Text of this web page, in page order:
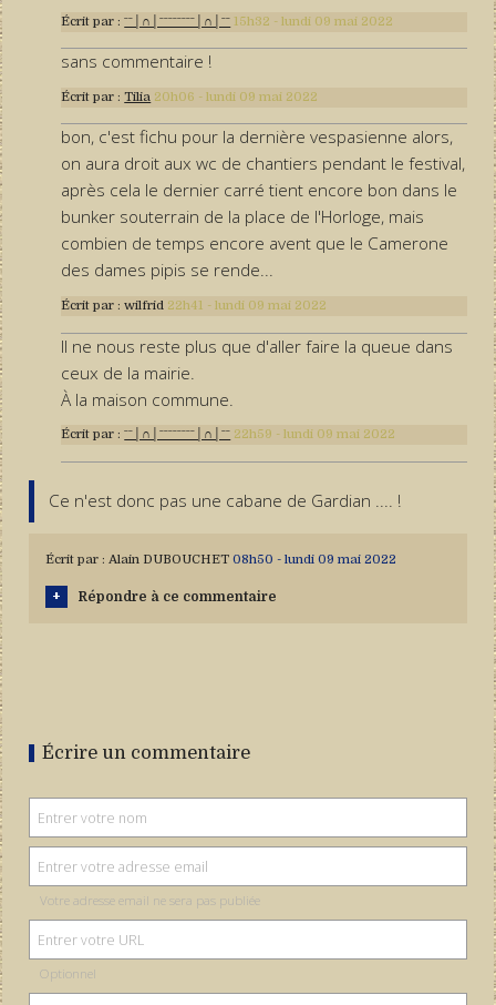
Écrit par :ˉˉ│∩│ˉˉˉˉˉˉˉˉ│∩│ˉˉ 15h32 -lundi 09 mai 2022
sans commentaire !
Écrit par :Tilia 20h06 -lundi 09 mai 2022
bon, c'est fichu pour la dernière vespasienne alors,
on aura droit aux wc de chantiers pendant le festival,
après cela le dernier carré tient encore bon dans le
bunker souterrain de la place de l'Horloge, mais
combien de temps encore avent que le Camerone
des dames pipis se rende...
Écrit par :wilfrid 22h41 -lundi 09 mai 2022
Il ne nous reste plus que d'aller faire la queue dans
ceux de la mairie.
À la maison commune.
Écrit par :ˉˉ│∩│ˉˉˉˉˉˉˉˉ│∩│ˉˉ 22h59 -lundi 09 mai 2022
Ce n'est donc pas une cabane de Gardian .... !
Écrit par : Alain DUBOUCHET 08h50 - lundi 09 mai 2022
Répondre à ce commentaire
Écrire un commentaire
Votre adresse email ne sera pas publiée
Optionnel